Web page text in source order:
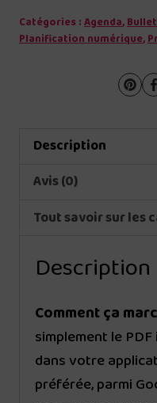
Catégories :Agenda,
Planification numérique,
Description
Avis (0)
Tout savoir sur les
Description
Comment ça
simplement le
dans votre
préférée, parmi